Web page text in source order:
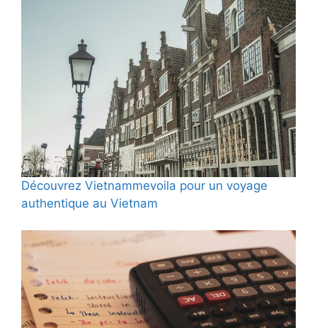
Découvrez Vietnammevoila pour un voyage
authentique au Vietnam